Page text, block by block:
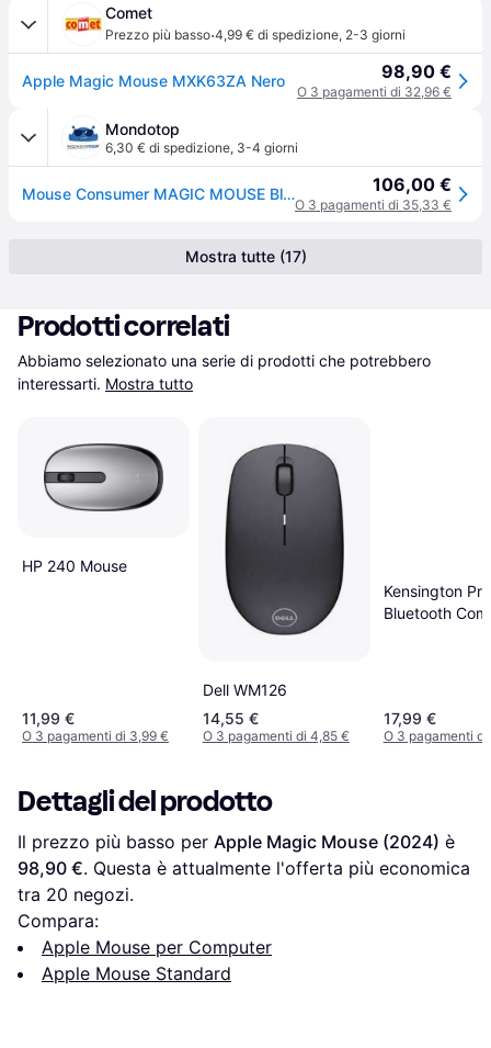
Comet
Prezzo più basso·4,99 € di spedizione, 2-3 giorni
Apple Magic Mouse MXK63ZA Nero 98,90 €
O 3 pagamenti di 32,96 €
Mondotop
6,30 € di spedizione, 3-4 giorni
Mouse Consumer MAGIC MOUSE Black MXK63Z A 106,00 €
O 3 pagamenti di 35,33 €
Mostra tutte (17)
Prodotti correlati
Abbiamo selezionato una serie di prodotti che potrebbero
interessarti. Mostra tutto
HP 240 Mouse
11,99 €
O 3 pagamenti di 3,99 €
Dell WM126
14,55 €
O 3 pagamenti di 4,85 €
Kensington
Bluetooth
17,99 €
O 3 pagamenti di
Dettagli del prodotto
Il prezzo più basso per Apple Magic Mouse (2024)
98,90 €. Questa è attualmente l'offerta più economica
tra 20 negozi.
Compara:
Apple Mouse per Computer
Apple Mouse Standard